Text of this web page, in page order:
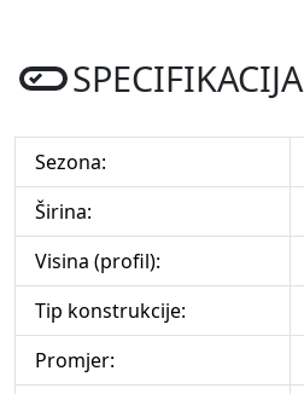
SPECIFIKACIJA
Sezona:
Širina:
Visina (profil):
Tip konstrukcije:
Promjer: